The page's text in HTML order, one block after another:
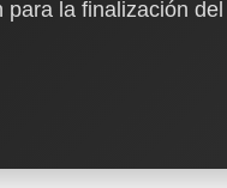
la finalización del